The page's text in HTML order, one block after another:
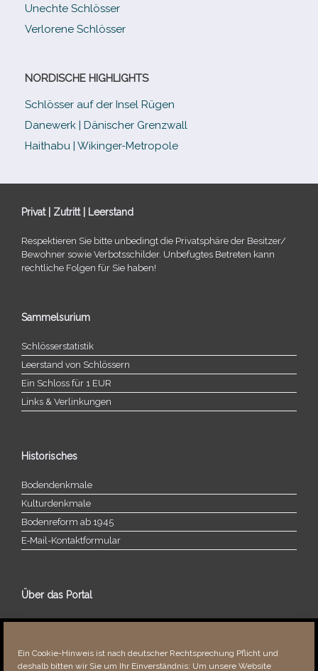
Ein Cookie-Hinweis ist nach deutscher Rechtsprechung Pflicht und
deshalb bitten wir Sie um Ihr Einverständnis: Um unsere Website
Unechte Schlösser
Verlorene Schlösser
NORDISCHE HIGHLIGHTS
Schlösser auf der Insel Rügen
Danewerk | Dänischer Grenzwall
Haithabu | Wikinger-Metropole
Privat | Zutritt | Leerstand
Respektieren Sie bitte unbe­dingt die Privatsphäre der Besitzer/​
Bewohner sowie Verbotsschilder. Unbefugtes Betreten kann
recht­li­che Folgen für Sie haben!
Sammelsurium
Schlösserstatistik
Leerstand von Schlössern
Ein Schloss für 1 EUR
Links & Verlinkungen
Historisches
Bodendenkmale
Kulturdenkmale
Bodenreform ab 1945
E‑Mail-​​Kontaktformular
Über das Portal
Über dieses Portal